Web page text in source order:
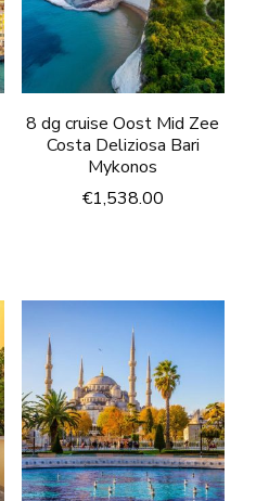
8 dg cruise Oost Mid Zee
Costa Deliziosa Bari
Mykonos
€1,538.00